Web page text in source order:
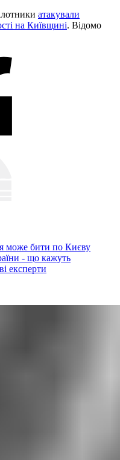
атакували
на Київщині. Відомо
може бити по Києву
- що кажуть
експерти